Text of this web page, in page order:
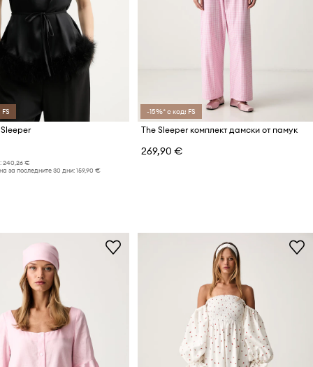
240,26 €
за последните 30 дни: 159,90 €
-15%* с код: FS
The Sleeper комплект дамски от памук
269,90 €